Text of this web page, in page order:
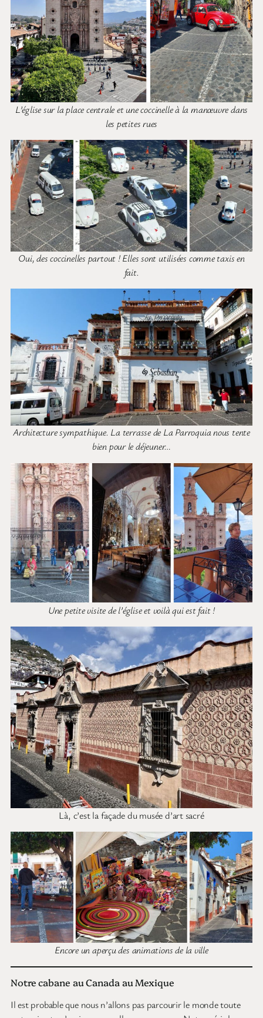
L’église sur la place centrale et une coccinelle à la manœuvre dans
les petites rues
Oui, des coccinelles partout ! Elles sont utilisées comme taxis en
fait.
Architecture sympathique. La terrasse de La Parroquia nous tente
bien pour le déjeuner…
Une petite visite de l’église et voilà qui est fait !
Là, c’est la façade du musée d’art sacré
Encore un aperçu des animations de la ville
Notre cabane au Canada au Mexique
Il est probable que nous n’allons pas parcourir le monde toute